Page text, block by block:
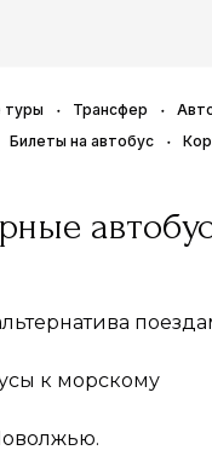
туры Трансфер
Билеты на автобус
к морскому